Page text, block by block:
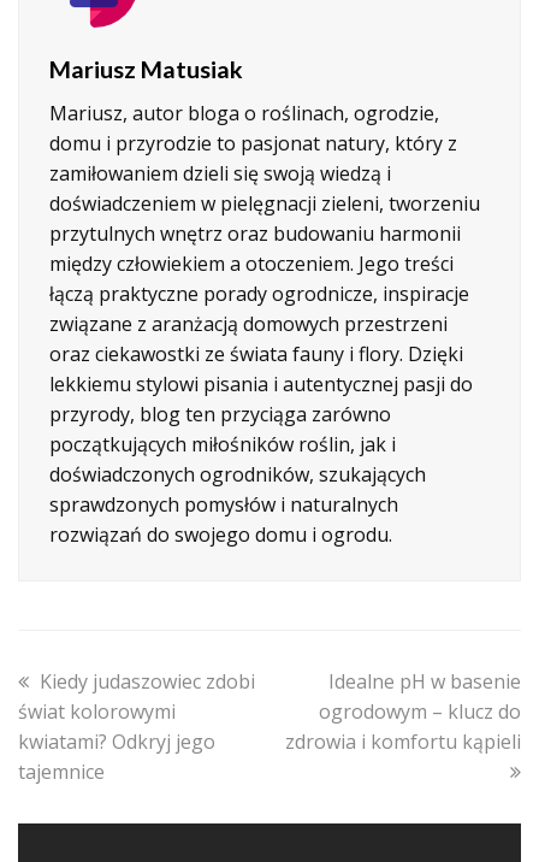
Mariusz Matusiak
Mariusz, autor bloga o roślinach, ogrodzie,
domu i przyrodzie to pasjonat natury, który z
zamiłowaniem dzieli się swoją wiedzą i
doświadczeniem w pielęgnacji zieleni, tworzeniu
przytulnych wnętrz oraz budowaniu harmonii
między człowiekiem a otoczeniem. Jego treści
łączą praktyczne porady ogrodnicze, inspiracje
związane z aranżacją domowych przestrzeni
oraz ciekawostki ze świata fauny i flory. Dzięki
lekkiemu stylowi pisania i autentycznej pasji do
przyrody, blog ten przyciąga zarówno
początkujących miłośników roślin, jak i
doświadczonych ogrodników, szukających
sprawdzonych pomysłów i naturalnych
rozwiązań do swojego domu i ogrodu.
previous
post:
Kiedy judaszowiec zdobi
świat kolorowymi
kwiatami? Odkryj jego
tajemnice
next
post:
Idealne pH w basenie
ogrodowym – klucz do
zdrowia i komfortu kąpieli